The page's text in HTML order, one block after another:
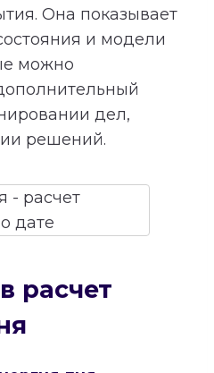
Она показывает
и модели
можно
дел,
решений.
расчет